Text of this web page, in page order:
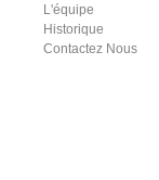
L'équipe
Historique
Contactez Nous